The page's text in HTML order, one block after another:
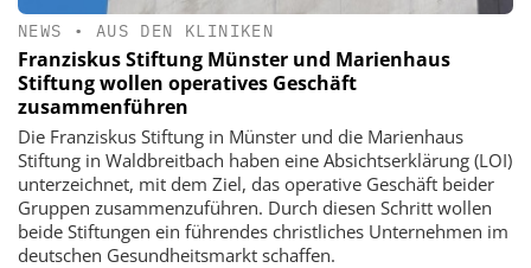
NEWS • AUS DEN KLINIKEN
Franziskus Stiftung Münster und Marienhaus
Stiftung wollen operatives Geschäft
zusammenführen
Die Franziskus Stiftung in Münster und die Marienhaus
Stiftung in Waldbreitbach haben eine Absichtserklärung (LOI)
unterzeichnet, mit dem Ziel, das operative Geschäft beider
Gruppen zusammenzuführen. Durch diesen Schritt wollen
beide Stiftungen ein führendes christliches Unternehmen im
deutschen Gesundheitsmarkt schaffen.